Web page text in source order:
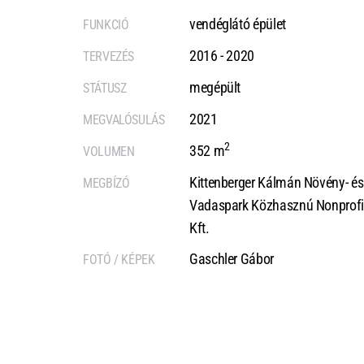
FUNKCIÓ vendéglátó épület
TERVEZÉS 2016 - 2020
STÁTUSZ megépült
MEGVALÓSULÁS 2021
VOLUMEN 352 m2
MEGBÍZÓ
Kittenberger Kálmán Növény- és
Vadaspark Közhasznú
Kft.
FOTÓ / KÉPEK Gaschler Gábor